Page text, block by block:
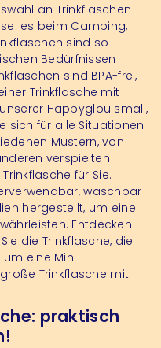
an Trinkflaschen
es beim Camping,
sind so
Bedürfnissen
sind BPA-frei,
Trinkflasche mit
Happyglou small,
sich für alle Situationen
Mustern, von
verspielten
für Sie.
waschbar
hergestellt, um eine
Entdecken
die Trinkflasche, die
eine Mini-
Trinkflasche mit
praktisch